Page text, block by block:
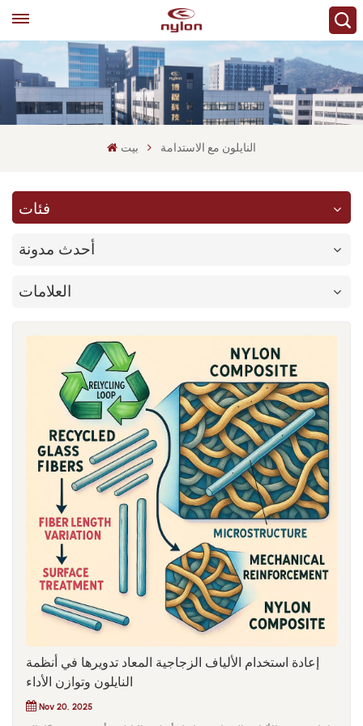
بيت النايلون مع الاستدامة
فئات
أحدث مدونة
العلامات
إعادة استخدام الألياف الزجاجية المعاد تدويرها في أنظمة
النايلون وتوازن الأداء
Nov 20, 2025